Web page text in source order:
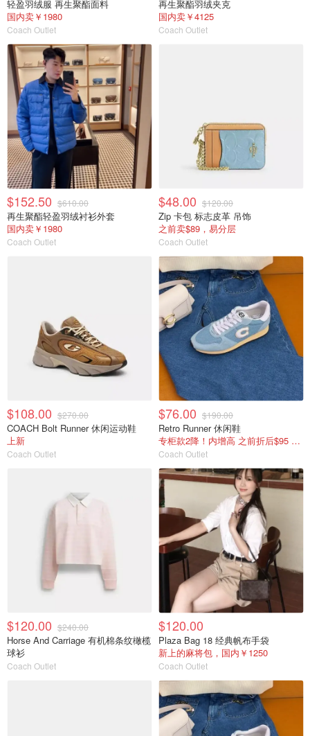
轻盈羽绒服 再生聚酯面料
国内卖￥1980
Coach Outlet
再生聚酯羽绒夹克
国内卖￥4125
Coach Outlet
$152.50 $610.00
再生聚酯轻盈羽绒衬衫外套
国内卖￥1980
Coach Outlet
$48.00 $120.00
Zip 卡包 标志皮革 吊饰
之前卖$89，易分层
Coach Outlet
$108.00 $270.00
COACH Bolt Runner 休闲运动鞋
上新
Coach Outlet
$76.00 $190.00
Retro Runner 休闲鞋
专柜款2降！内增高 之前折后$95 国内￥1350
Coach Outlet
$120.00 $240.00
Horse And Carriage 有机棉条纹橄榄
球衫
Coach Outlet
$120.00
Plaza Bag 18 经典帆布手袋
新上的麻将包，国内￥1250
Coach Outlet